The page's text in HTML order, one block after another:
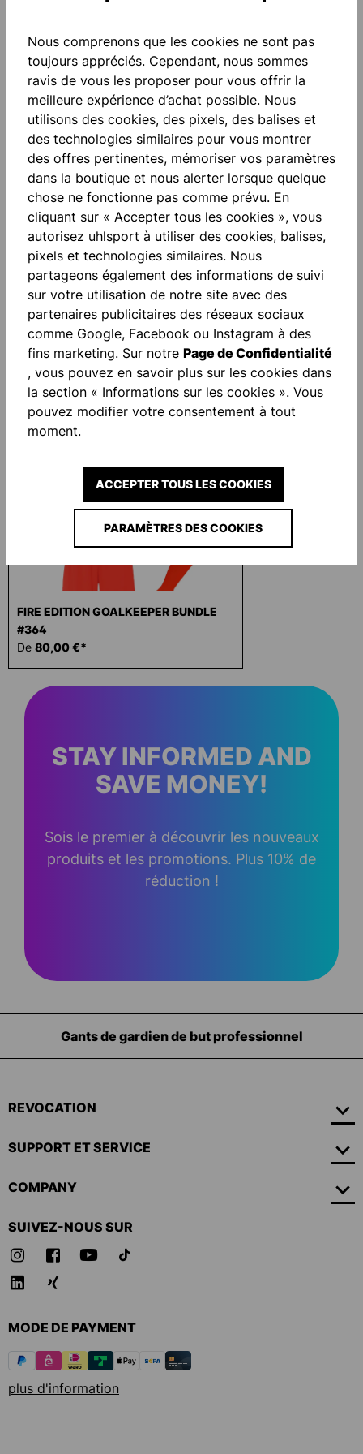
Description
Absolutgrip: La plus polyvalente de nos mousses
adhérentes haute performance. Son mélange de
latex breveté garantit un équil…Plus
Évaluations
Ignorer la galerie de produits
Accessory Items
FIRE EDITION GOALKEEPER BUNDLE
#364
De 80,00 €*
STAY INFORMED AND
SAVE MONEY!
Sois le premier à découvrir les nouveaux
produits et les promotions. Plus 10% de
réduction !
Gants de gardien de but professionnel
REVOCATION
SUPPORT ET SERVICE
COMPANY
SUIVEZ-NOUS SUR
MODE DE PAYMENT
plus d'information
Nous comprenons que les cookies ne sont pas
toujours appréciés. Cependant, nous sommes
ravis de vous les proposer pour vous offrir la
meilleure expérience d’achat possible. Nous
utilisons des cookies, des pixels, des balises et
des technologies similaires pour vous montrer
des offres pertinentes, mémoriser vos paramètres
dans la boutique et nous alerter lorsque quelque
chose ne fonctionne pas comme prévu. En
cliquant sur « Accepter tous les cookies », vous
autorisez uhlsport à utiliser des cookies, balises,
pixels et technologies similaires. Nous
partageons également des informations de suivi
sur votre utilisation de notre site avec des
partenaires publicitaires des réseaux sociaux
comme Google, Facebook ou Instagram à des
fins marketing. Sur notre Page de Confidentialité
, vous pouvez en savoir plus sur les cookies dans
la section « Informations sur les cookies ». Vous
pouvez modifier votre consentement à tout
moment.
PARAMÈTRES DES COOKIES
ACCEPTER TOUS LES COOKIES